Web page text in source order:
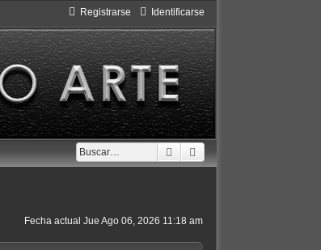
Identificarse
Registrarse
Buscar
Fecha actual Jue Ago 06, 2026 11:18 am